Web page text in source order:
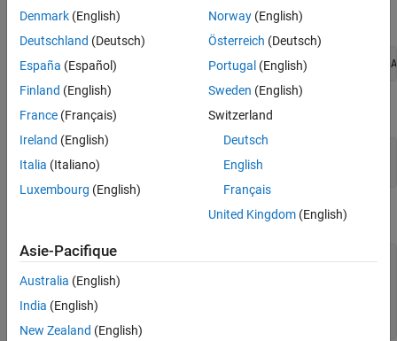
Create an Arduino object.
arduinoobj = arduino( 'COM4', 'Nano33BLE', 'Libraries'
Create the sensor object for the sensor.
enum returns the gesture.
gesture = Gestures enumeration
    down
timestamp = datetime
Denmark (English)
Deutschland (Deutsch)
España (Español)
Finland (English)
France (Français)
Ireland (English)
Italia (Italiano)
Luxembourg (English)
Norway(English)
Österreich (Deutsch)
Portugal (English)
Sweden (English)
Switzerland
Deutsch
English
Français
United Kingdom(English)
Asie-Pacifique
Australia (English)
India (English)
New Zealand (English)